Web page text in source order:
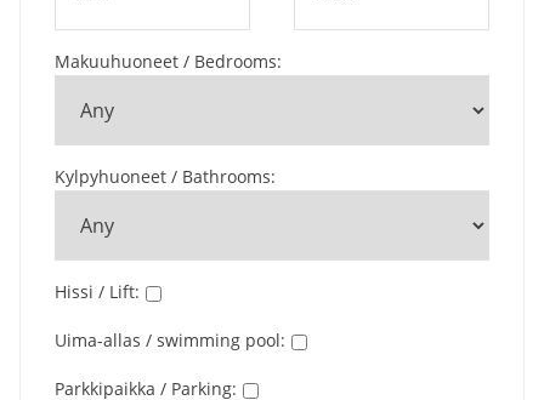
Makuuhuoneet / Bedrooms:
Kylpyhuoneet / Bathrooms:
Hissi / Lift:
Uima-allas / swimming pool:
Parkkipaikka / Parking: